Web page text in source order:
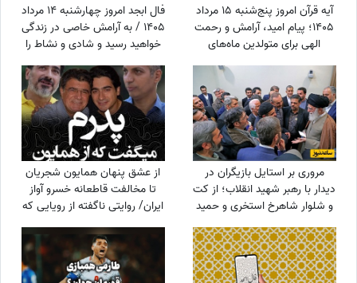
آیه قرآن امروز پنج‌شنبه 15 مرداد
1405؛ پیام امید، آرامش و رحمت
الهی برای متولدین ماه‌های
مختلف
فال ابجد امروز چهارشنبه 14 مرداد
1405 / به آرامش خاصی در زندگی
خواهید رسید و شادی و نشاط را
در آینده به دست می‌آورید
مروری بر استایل بازیگران در
دیدار با رهبر شهید انقلاب؛ از کت
و شلوار شاهرخ استخری و حمید
لولایی تا شلوار جین شهاب
حسینی و حجاب کامل الهام
حمیدی و بهاره افشاری با
مقنعه+عکس
از عشق پنهان همایون شجریان
تا مخالفت قاطعانه خسرو آواز
ایران/ روایتی ناگفته از رویایی که
در سایه موسیقی ماند!